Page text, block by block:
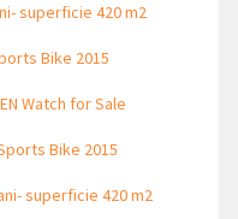
superficie 420 m2
Bike 2015
Watch for Sale
Bike 2015
superficie 420 m2